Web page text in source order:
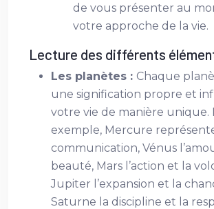
de vous présenter au
votre approche de la vie.
Lecture des différents
Les planètes : Chaque
une signification propre et
votre vie de manière unique.
exemple, Mercure
communication, Vénus
beauté, Mars l’action et la
Jupiter l’expansion et la
Saturne la discipline et la